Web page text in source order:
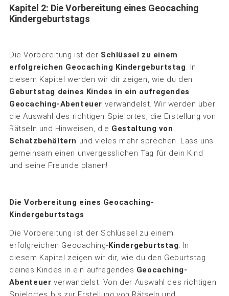
Kapitel 2: Die Vorbereitung eines Geocaching
Kindergeburtstags
Die Vorbereitung ist der Schlüssel zu einem
erfolgreichen Geocaching Kindergeburtstag. In
diesem Kapitel werden wir dir zeigen, wie du den
Geburtstag deines Kindes in ein aufregendes
Geocaching-Abenteuer verwandelst. Wir werden über
die Auswahl des richtigen Spielortes, die Erstellung von
Rätseln und Hinweisen, die Gestaltung von
Schatzbehältern und vieles mehr sprechen. Lass uns
gemeinsam einen unvergesslichen Tag für dein Kind
und seine Freunde planen!
Die Vorbereitung eines Geocaching-
Kindergeburtstags
Die Vorbereitung ist der Schlüssel zu einem
erfolgreichen Geocaching-Kindergeburtstag. In
diesem Kapitel zeigen wir dir, wie du den Geburtstag
deines Kindes in ein aufregendes Geocaching-
Abenteuer verwandelst. Von der Auswahl des richtigen